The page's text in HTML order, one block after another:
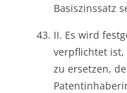
Basiszinssatz
II. Es wird
verpflichtet ist,
zu ersetzen,